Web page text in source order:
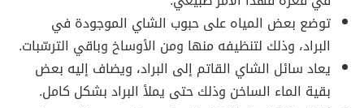
توضع بعض المياه على حبوب الشاي الموجودة في
البراد، وذلك لتنظيفه منها ومن الأوساخ وباقي الترسّبات.
يعاد سائل الشاي القاتم إلى البراد، ويضاف إليه بعض
بقية الماء الساخن وذلك حتى يملأ البراد بشكل كامل.